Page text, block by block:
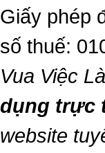
Giấy phép
số thuế:
Vua Việc
dụng trực
website